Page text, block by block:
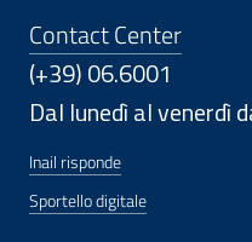
Contact Center
(+39) 06.6001
Dal lunedì al venerdì
Inail risponde
Sportello digitale